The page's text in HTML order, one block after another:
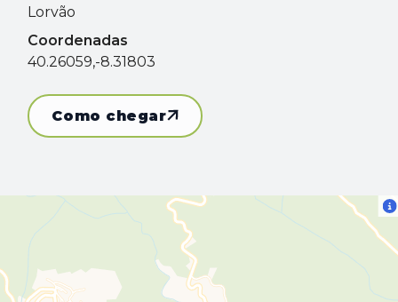
Lorvão
Coordenadas
40.26059,-8.31803
Como chegar